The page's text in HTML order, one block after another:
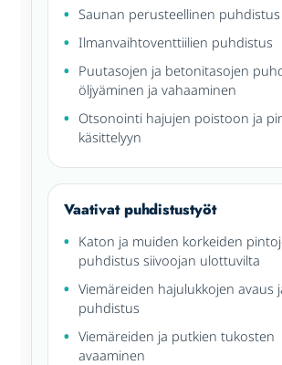
Saunan perusteellinen puhdistus
Ilmanvaihtoventtiilien puhdistus
Puutasojen ja betonitasojen
öljyäminen ja vahaaminen
Otsonointi hajujen poistoon ja
käsittelyyn
Vaativat puhdistustyöt
Katon ja muiden korkeiden
puhdistus siivoojan ulottuvilta
Viemäreiden hajulukkojen avaus
puhdistus
Viemäreiden ja putkien tukosten
avaaminen